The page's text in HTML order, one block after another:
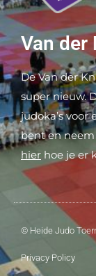
Van der
De Van der
super nieuw.
judoka’s voor
bent en
hier hoe je er
© Heide Judo
Privacy Policy